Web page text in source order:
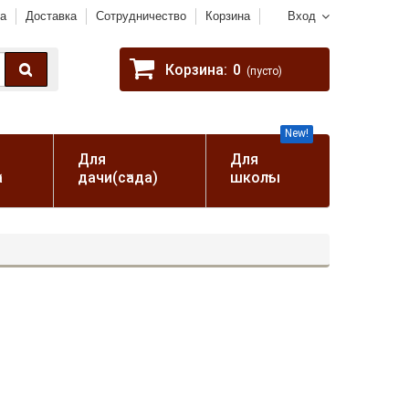
Вход
Доставка Сотрудничество Корзина
Корзина: 0 (пусто)
Для
дачи(сада)
Для
школы
New!